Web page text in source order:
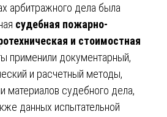
арбитражного дела была
судебная пожарно-
и стоимостная
применили документарный,
и расчетный методы,
материалов судебного дела,
данных испытательной